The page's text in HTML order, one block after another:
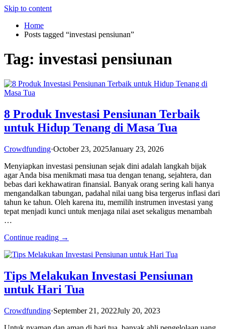
Skip to content
Home
Posts tagged “investasi pensiunan”
Tag: investasi pensiunan
8 Produk Investasi Pensiunan Terbaik
untuk Hidup Tenang di Masa Tua
Crowdfunding·October 23, 2025January 23, 2026
Menyiapkan investasi pensiunan sejak dini adalah langkah bijak
agar Anda bisa menikmati masa tua dengan tenang, sejahtera, dan
bebas dari kekhawatiran finansial. Banyak orang sering kali hanya
mengandalkan tabungan, padahal nilai uang bisa tergerus inflasi dari
tahun ke tahun. Oleh karena itu, memilih instrumen investasi yang
tepat menjadi kunci untuk menjaga nilai aset sekaligus menambah
…
Continue reading →
Tips Melakukan Investasi Pensiunan
untuk Hari Tua
Crowdfunding·September 21, 2022July 20, 2023